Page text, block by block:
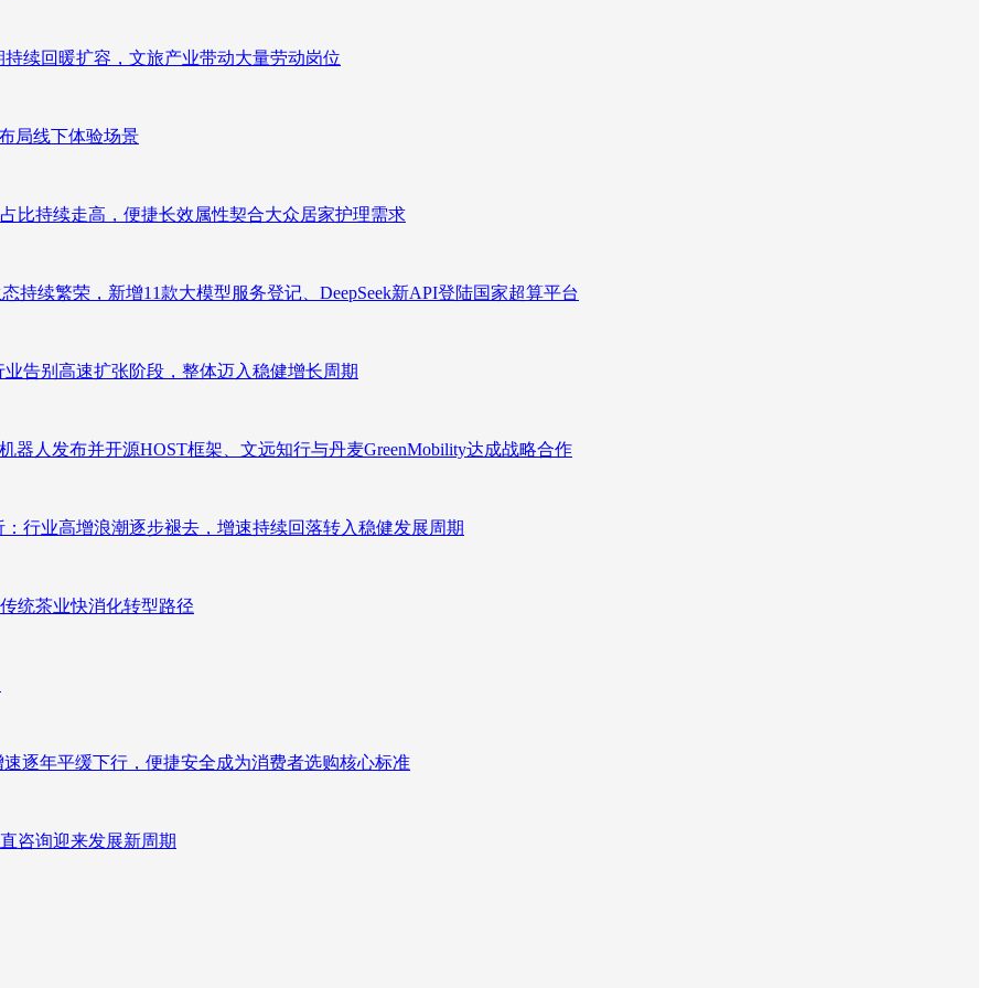
续回暖扩容，文旅产业带动大量劳动岗位
局线下体验场景
比持续走高，便捷长效属性契合大众居家护理需求
续繁荣，新增11款大模型服务登记、DeepSeek新API登陆国家超算平台
告别高速扩张阶段，整体迈入稳健增长周期
器人发布并开源HOST框架、文远知行与丹麦GreenMobility达成战略合作
行业高增浪潮逐步褪去，增速持续回落转入稳健发展周期
统茶业快消化转型路径
逐年平缓下行，便捷安全成为消费者选购核心标准
咨询迎来发展新周期